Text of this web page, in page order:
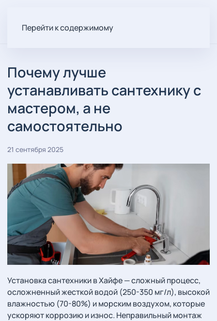
Перейти к содержимому
Почему лучше
устанавливать сантехнику с
мастером, а не
самостоятельно
21 сентября 2025
Установка сантехники в Хайфе — сложный процесс,
осложненный жесткой водой (250-350 мг/л), высокой
влажностью (70-80%) и морским воздухом, которые
ускоряют коррозию и износ. Неправильный монтаж